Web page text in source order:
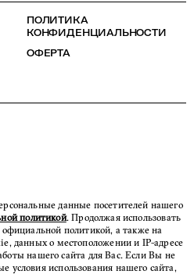
ПОЛИТИКА
КОНФИДЕНЦИАЛЬНОСТИ
ОФЕРТА
данные посетителей нашего
политикой. Продолжая использовать
политикой, а также на
данных о местоположении и IP-адресе
нашего сайта для Вас. Если Вы не
условия использования нашего сайта,